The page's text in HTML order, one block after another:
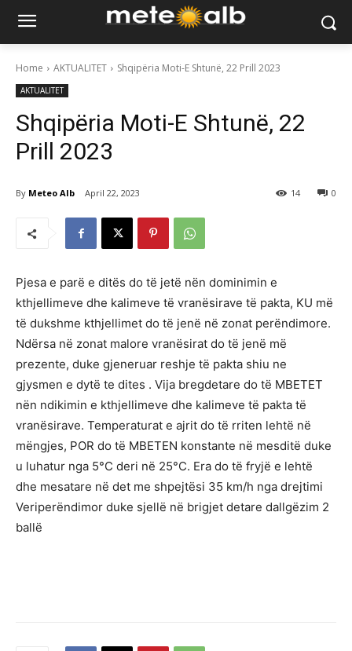
Home AKTUALITET Shqipëria Moti-E Shtunë, 22 Prill 2023
AKTUALITET
Shqipëria Moti-E Shtunë, 22
Prill 2023
By Meteo Alb April 22, 2023 0
14
Pjesa e parë e ditës do të jetë nën dominimin e
kthjellimeve dhe kalimeve të vranësirave të pakta, KU më
të dukshme kthjellimet do të jenë në zonat perëndimore.
Ndërsa në zonat malore vranësirat do të jenë më
prezente, duke gjeneruar reshje të pakta shiu ne
gjysmen e dytë te dites . Vija bregdetare do të MBETET
nën ndikimin e kthjellimeve dhe kalimeve të pakta të
vranësirave. Temperaturat e ajrit do të rriten lehtë në
mëngjes, POR do të MBETEN konstante në mesditë duke
u luhatur nga 5°C deri në 25°C. Era do të fryjë e lehtë
dhe mesatare në det me shpejtësi 35 km/h nga drejtimi
Veriperëndimor duke sjellë në brigjet detare dallgëzim 2
ballë